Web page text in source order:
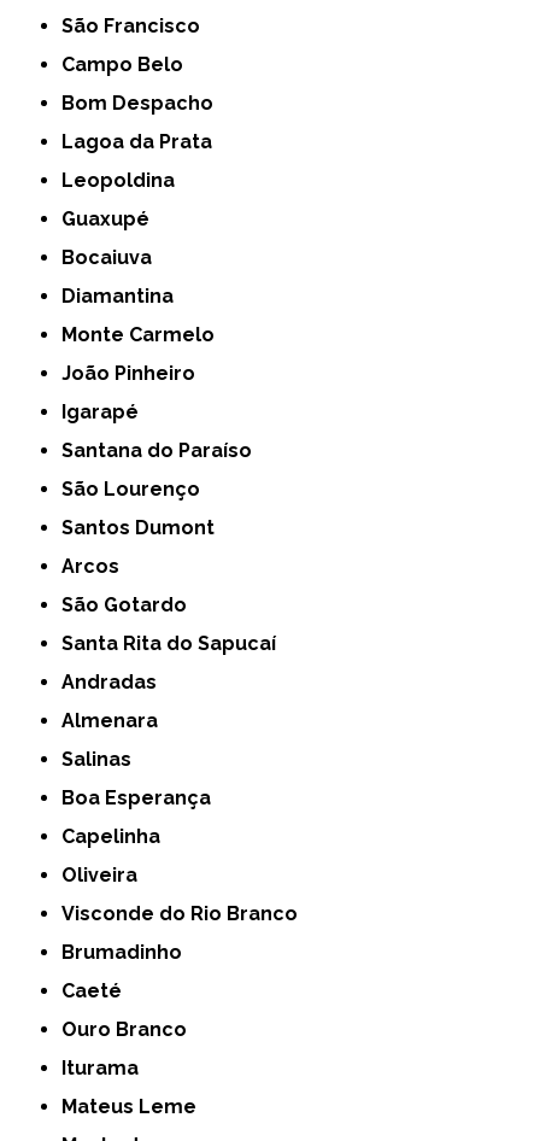
São Francisco
Campo Belo
Bom Despacho
Lagoa da Prata
Leopoldina
Guaxupé
Bocaiuva
Diamantina
Monte Carmelo
João Pinheiro
Igarapé
Santana do Paraíso
São Lourenço
Santos Dumont
Arcos
São Gotardo
Santa Rita do Sapucaí
Andradas
Almenara
Salinas
Boa Esperança
Capelinha
Oliveira
Visconde do Rio Branco
Brumadinho
Caeté
Ouro Branco
Iturama
Mateus Leme